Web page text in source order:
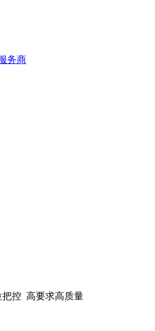
务商
控 高要求高质量